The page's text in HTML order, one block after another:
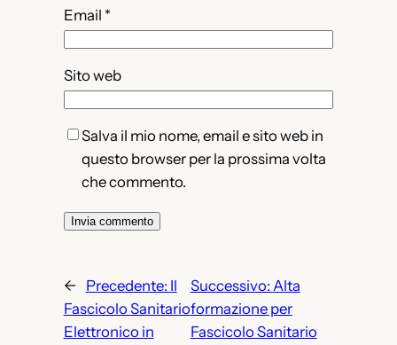
Email *
Sito web
Salva il mio nome, email e sito web in
questo browser per la prossima volta
che commento.
← Precedente: Il
Fascicolo Sanitario
Elettronico in
Successivo: Alta
formazione per
Fascicolo Sanitario